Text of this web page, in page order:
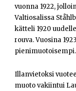
vuonna 1922,
Valtiosalissa
kätteli 1920
rouva. Vuosina
pienimuotoisempi.
Illanvietoksi
muoto vakiintui